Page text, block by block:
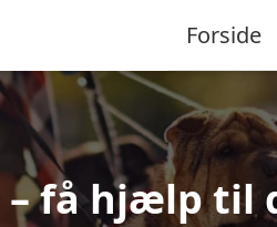
Forside
få hjælp til